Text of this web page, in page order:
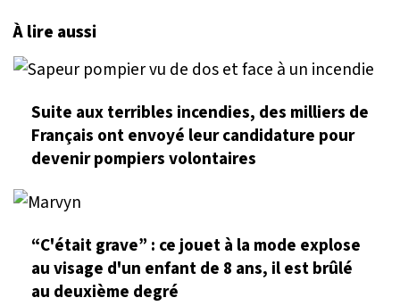
À lire aussi
Suite aux terribles incendies, des milliers de
Français ont envoyé leur candidature pour
devenir pompiers volontaires
“C'était grave” : ce jouet à la mode explose
au visage d'un enfant de 8 ans, il est brûlé
au deuxième degré